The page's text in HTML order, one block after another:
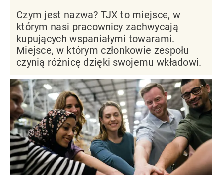
Czym jest nazwa? TJX to miejsce, w
którym nasi pracownicy zachwycają
kupujących wspaniałymi towarami.
Miejsce, w którym członkowie zespołu
czynią różnicę dzięki swojemu wkładowi.